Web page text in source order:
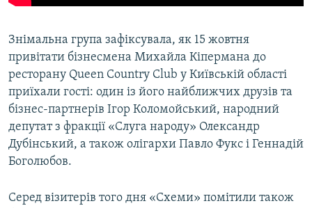
Знімальна група зафіксувала, як 15 жовтня
привітати бізнесмена Михайла Кіпермана до
ресторану Queen Country Club у Київській області
приїхали гості: один із його найближчих друзів та
бізнес-партнерів Ігор Коломойський, народний
депутат з фракції «Слуга народу» Олександр
Дубінський, а також олігархи Павло Фукс і Геннадій
Боголюбов.
Серед візитерів того дня «Схеми» помітили також